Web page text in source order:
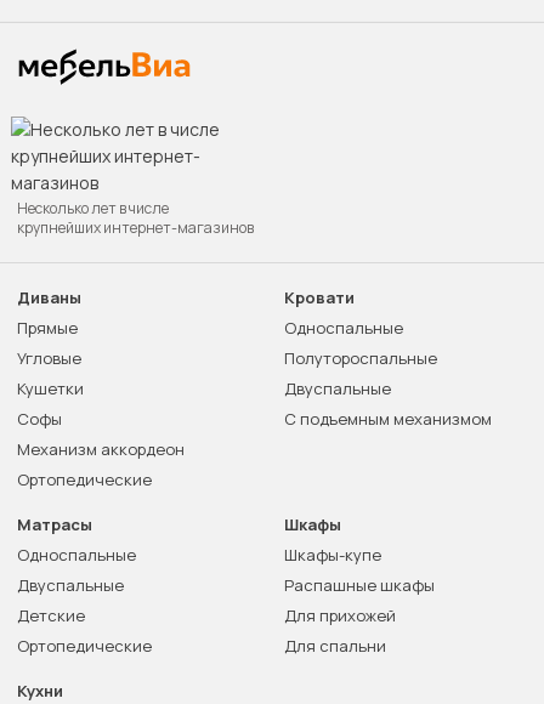
Несколько лет в числе
крупнейших интернет-магазинов
Диваны
Прямые
Угловые
Кушетки
Софы
Механизм аккордеон
Ортопедические
Кровати
Односпальные
Полутороспальные
Двуспальные
С подъемным механизмом
Матрасы
Односпальные
Двуспальные
Детские
Ортопедические
Шкафы
Шкафы-купе
Распашные шкафы
Для прихожей
Для спальни
Кухни